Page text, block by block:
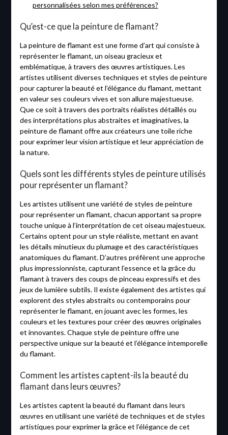
personnalisées selon mes préférences?
Qu’est-ce que la peinture de flamant?
La peinture de flamant est une forme d’art qui consiste à
représenter le flamant, un oiseau gracieux et
emblématique, à travers des œuvres artistiques. Les
artistes utilisent diverses techniques et styles de peinture
pour capturer la beauté et l’élégance du flamant, mettant
en valeur ses couleurs vives et son allure majestueuse.
Que ce soit à travers des portraits réalistes détaillés ou
des interprétations plus abstraites et imaginatives, la
peinture de flamant offre aux créateurs une toile riche
pour exprimer leur vision artistique et leur appréciation de
la nature.
Quels sont les différents styles de peinture utilisés
pour représenter un flamant?
Les artistes utilisent une variété de styles de peinture
pour représenter un flamant, chacun apportant sa propre
touche unique à l’interprétation de cet oiseau majestueux.
Certains optent pour un style réaliste, mettant en avant
les détails minutieux du plumage et des caractéristiques
anatomiques du flamant. D’autres préfèrent une approche
plus impressionniste, capturant l’essence et la grâce du
flamant à travers des coups de pinceau expressifs et des
jeux de lumière subtils. Il existe également des artistes qui
explorent des styles abstraits ou contemporains pour
représenter le flamant, en jouant avec les formes, les
couleurs et les textures pour créer des œuvres originales
et innovantes. Chaque style de peinture offre une
perspective unique sur la beauté et l’élégance intemporelle
du flamant.
Comment les artistes captent-ils la beauté du
flamant dans leurs œuvres?
Les artistes captent la beauté du flamant dans leurs
œuvres en utilisant une variété de techniques et de styles
artistiques pour exprimer la grâce et l’élégance de cet